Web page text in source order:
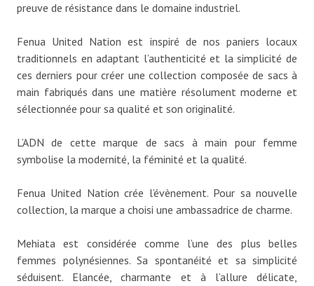
preuve de résistance dans le domaine industriel.
Fenua United Nation est inspiré de nos paniers locaux
traditionnels en adaptant l’authenticité et la simplicité de
ces derniers pour créer une collection composée de sacs à
main fabriqués dans une matière résolument moderne et
sélectionnée pour sa qualité et son originalité.
L’ADN de cette marque de sacs à main pour femme
symbolise la modernité, la féminité et la qualité.
Fenua United Nation crée l’évènement. Pour sa nouvelle
collection, la marque a choisi une ambassadrice de charme.
Mehiata est considérée comme l’une des plus belles
femmes polynésiennes. Sa spontanéité et sa simplicité
séduisent. Elancée, charmante et à l’allure délicate,